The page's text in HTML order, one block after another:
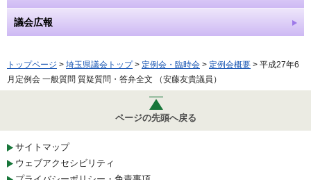
議会広報
トップページ > 埼玉県議会トップ> 定例会・臨時会 > 定例会概要 > 平成27年6
月定例会 一般質問 質疑質問・答弁全文 （安藤友貴議員）
ページの先頭へ戻る
サイトマップ
ウェブアクセシビリティ